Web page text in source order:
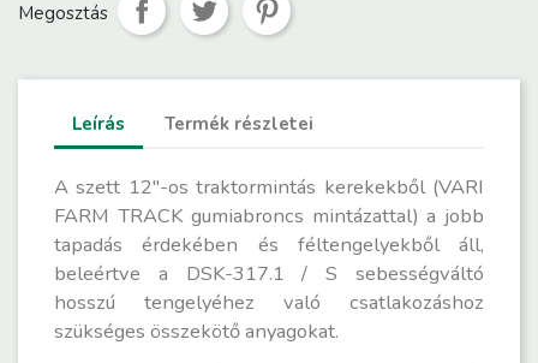
Megosztás
Leírás Termék részletei
A szett 12"-os traktormintás kerekekből (VARI
FARM TRACK gumiabroncs mintázattal) a jobb
tapadás érdekében és féltengelyekből áll,
beleértve a DSK-317.1 / S sebességváltó
hosszú tengelyéhez való csatlakozáshoz
szükséges összekötő anyagokat.